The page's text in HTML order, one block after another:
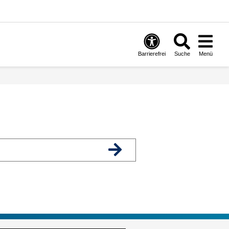
Barrierefrei Suche Menü